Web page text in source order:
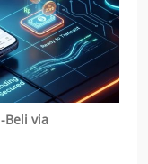
Beli via